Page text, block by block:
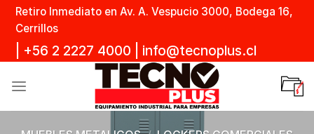
Skip
content
Retiro Inmediato en Av. A. Vespucio 3000, Bodega 16,
Cerrillos
+56 2 2227 4000 info@tecnoplus.cl